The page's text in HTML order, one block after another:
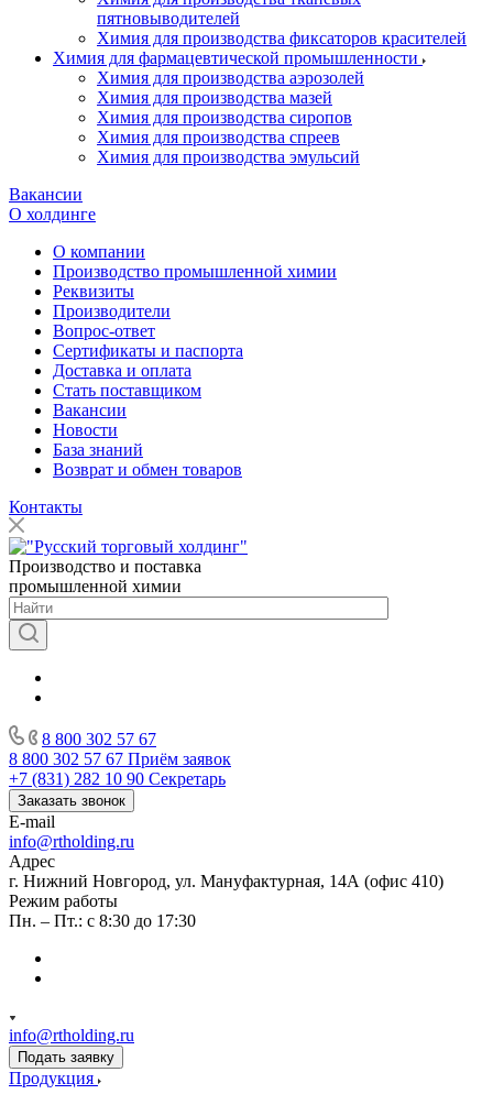
пятновыводителей
Химия для производства фиксаторов красителей
Химия для фармацевтической промышленности
Химия для производства аэрозолей
Химия для производства мазей
Химия для производства сиропов
Химия для производства спреев
Химия для производства эмульсий
Вакансии
О холдинге
О компании
Производство промышленной химии
Реквизиты
Производители
Вопрос-ответ
Сертификаты и паспорта
Доставка и оплата
Стать поставщиком
Вакансии
Новости
База знаний
Возврат и обмен товаров
Контакты
Производство и поставка
промышленной химии
8 800 302 57 67
8 800 302 57 67 Приём заявок
+7 (831) 282 10 90 Секретарь
Заказать звонок
E-mail
info@rtholding.ru
Адрес
г. Нижний Новгород, ул. Мануфактурная, 14А (офис 410)
Режим работы
Пн. – Пт.: с 8:30 до 17:30
info@rtholding.ru
Подать заявку
Продукция